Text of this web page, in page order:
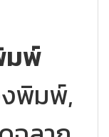
มพ์
พิมพ์,